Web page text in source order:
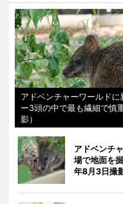
アドベンチャーワールド
ー3頭の中で最も繊細で慎
影）
アドベンチ
場で地面を
年8月3日撮